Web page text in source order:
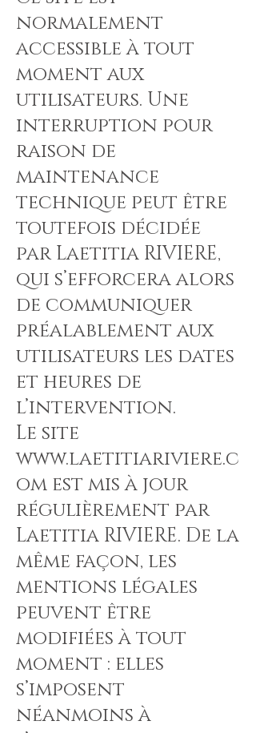
normalement
accessible à tout
moment aux
utilisateurs. Une
interruption pour
raison de
maintenance
technique peut être
toutefois décidée
par Laetitia RIVIERE,
qui s’efforcera alors
de communiquer
préalablement aux
utilisateurs les dates
et heures de
l’intervention.
Le site
www.laetitiariviere.c
om est mis à jour
régulièrement par
Laetitia RIVIERE. De la
même façon, les
mentions légales
peuvent être
modifiées à tout
moment : elles
s’imposent
néanmoins à